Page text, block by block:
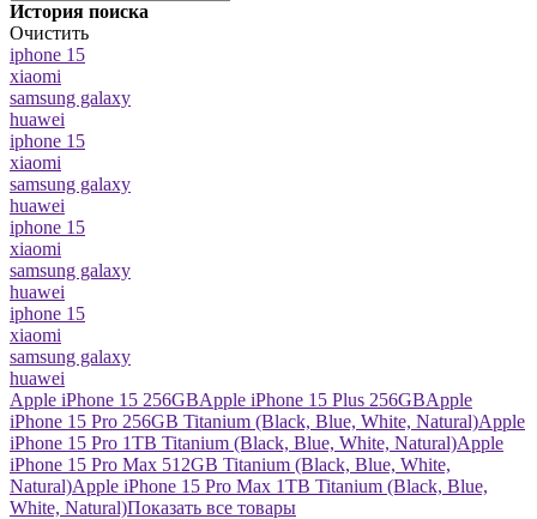
История поиска
Очистить
iphone 15
xiaomi
samsung galaxy
huawei
iphone 15
xiaomi
samsung galaxy
huawei
iphone 15
xiaomi
samsung galaxy
huawei
iphone 15
xiaomi
samsung galaxy
huawei
Apple iPhone 15 256GBApple iPhone 15 Plus 256GBApple
iPhone 15 Pro 256GB Titanium (Black, Blue, White, Natural)Apple
iPhone 15 Pro 1TB Titanium (Black, Blue, White, Natural)Apple
iPhone 15 Pro Max 512GB Titanium (Black, Blue, White,
Natural)Apple iPhone 15 Pro Max 1TB Titanium (Black, Blue,
White, Natural)Показать все товары